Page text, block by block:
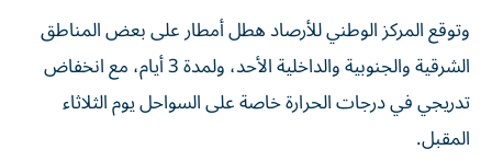
وتوقع المركز الوطني للأرصاد هطل أمطار على بعض المناطق
الشرقية والجنوبية والداخلية الأحد، ولمدة 3 أيام، مع انخفاض
تدريجي في درجات الحرارة خاصة على السواحل يوم الثلاثاء
المقبل.